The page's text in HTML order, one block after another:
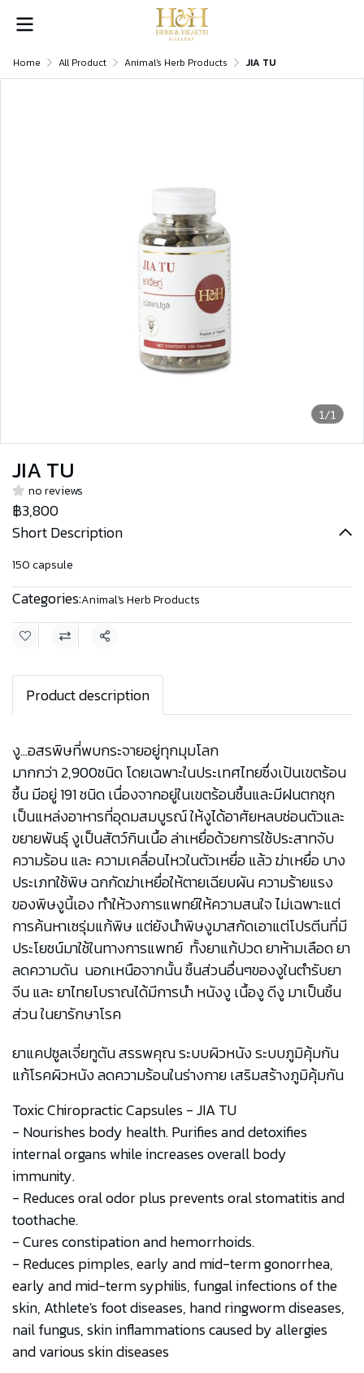
Home All Product Animal's Herb Products JIA TU
1/1
JIA TU
no reviews
฿3,800
Short Description
150 capsule
Categories:Animal's Herb Products
Share
Product description
งู...อสรพิษที่พบกระจายอยู่ทุกมุมโลก
มากกว่า 2,900ชนิด โดยเฉพาะในประเทศไทยซึ่งเป้นเขตร้อน
ชื้น มีอยู่ 191 ชนิด เนื่องจากอยู่ในเขตร้อนชื้นและมีฝนตกชุก
เป็นแหล่งอาหารที่อุดมสมบูรณ์ ให้งูได้อาศัยหลบซ่อนตัวและ
ขยายพันธุ์ งูเป็นสัตว์กินเนื้อ ล่าเหยื่อด้วยการใช้ประสาทจับ
ความร้อน และ ความเคลื่อนไหวในตัวเหยื่อ แล้ว ฆ่าเหยื่อ บาง
ประเภทใช้พิษ ฉกกัดฆ่าเหยื่อให้ตายเฉียบผัน ความร้ายแรง
ของพิษงูนี้เอง ทำให้วงการแพทย์ให้ความสนใจ ไม่เฉพาะแต่
การค้นหาเซรุ่มแก้พิษ แต่ยังนำพิษงูมาสกัดเอาแต่โปรตีนที่มี
ประโยชน์มาใช้ในทางการแพทย์ ทั้งยาแก้ปวด ยาห้ามเลือด ยา
ลดความดัน นอกเหนือจากนั้น ชิ้นส่วนอื่นๆของงูในตำรับยา
จีน และ ยาไทยโบราณได้มีการนำ หนังงู เนื้องู ดีงู มาเป็นชิ้น
ส่วน ในยารักษาโรค
ยาแคปซูลเจี่ยทูตัน สรรพคุณ ระบบผิวหนัง ระบบภูมิคุ้มกัน
แก้โรคผิวหนัง ลดความร้อนในร่างกาย เสริมสร้างภูมิคุ้มกัน
Toxic Chiropractic Capsules - JIA TU
- Nourishes body health. Purifies and detoxifies
internal organs while increases overall body
immunity.
- Reduces oral odor plus prevents oral stomatitis and
toothache.
- Cures constipation and hemorrhoids.
- Reduces pimples, early and mid-term gonorrhea,
early and mid-term syphilis, fungal infections of the
skin, Athlete's foot diseases, hand ringworm diseases,
nail fungus, skin inflammations caused by allergies
and various skin diseases